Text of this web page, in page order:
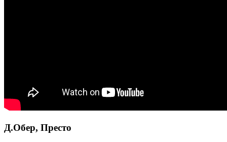
Д.Обер, Престо